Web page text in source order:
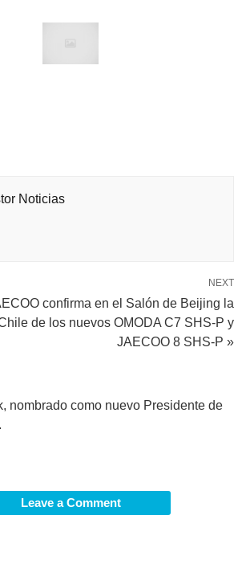
Noticias
NEXT
confirma en el Salón de Beijing la
de los nuevos OMODA C7 SHS-P y
JAECOO 8 SHS-P »
nombrado como nuevo Presidente de
Leave a Comment